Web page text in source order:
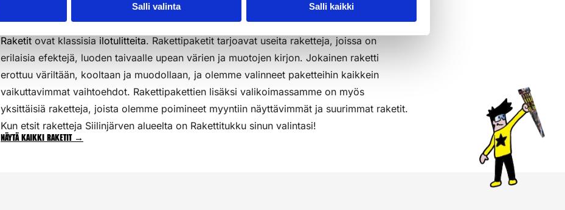
Salli valinta Salli kaikki
Raketit ovat klassisia ilotulitteita. Rakettipaketit tarjoavat useita raketteja, joissa on
erilaisia efektejä, luoden taivaalle upean värien ja muotojen kirjon. Jokainen raketti
erottuu väriltään, kooltaan ja muodollaan, ja olemme valinneet paketteihin kaikkein
vaikuttavimmat vaihtoehdot. Rakettipakettien lisäksi valikoimassamme on myös
yksittäisiä raketteja, joista olemme poimineet myyntiin näyttävimmät ja suurimmat raketit.
Kun etsit raketteja Siilinjärven alueelta on Rakettitukku sinun valintasi!
Näytä kaikki raketit →